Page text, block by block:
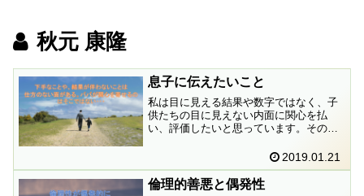
秋元 康隆
息子に伝えたいこと
私は目に見える結果や数字ではなく、子
供たちの目に見えない内面に関心を払
い、評価したいと思っています。そのた
繁に問わなければならないことになりま
す。
2019.01.21
倫理的善悪と偶発性